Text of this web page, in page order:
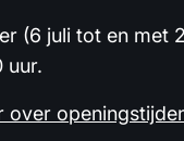
(6 juli tot en met
uur.
over